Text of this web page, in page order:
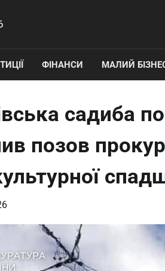
ФІНАНСИ МАЛИЙ
садиба
позов